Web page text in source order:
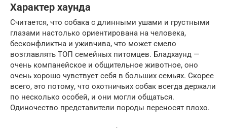
Характер хаунда
Считается, что собака с длинными ушами и грустными
глазами настолько ориентирована на человека,
бесконфликтна и уживчива, что может смело
возглавлять ТОП семейных питомцев. Бладхаунд —
очень компанейское и общительное животное, оно
очень хорошо чувствует себя в больших семьях. Скорее
всего, это потому, что охотничьих собак всегда держали
по несколько особей, и они могли общаться.
Одиночество представители породы переносят плохо.